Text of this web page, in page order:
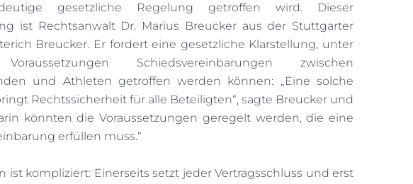
gesetzliche Regelung getroffen wird. Dieser
ist Rechtsanwalt Dr. Marius Breucker aus der Stuttgarter
Breucker. Er fordert eine gesetzliche Klarstellung, unter
Schiedsvereinbarungen zwischen
und Athleten getroffen werden können: „Eine solche
Rechtssicherheit für alle Beteiligten“, sagte Breucker und
könnten die Voraussetzungen geregelt werden, die eine
erfüllen muss.“
ist kompliziert: Einerseits setzt jeder Vertragsschluss und erst